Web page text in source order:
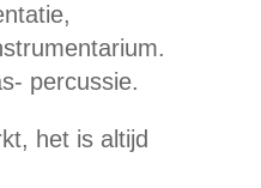
percussie.
het is altijd